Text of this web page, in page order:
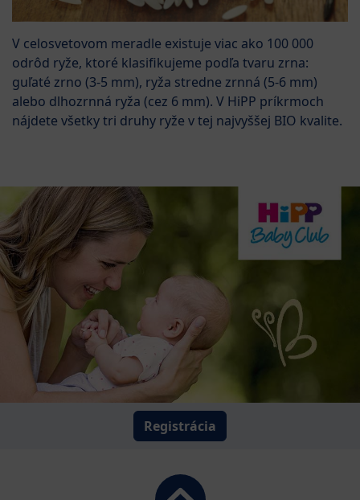
V celosvetovom meradle existuje viac ako 100 000
odrôd ryže, ktoré klasifikujeme podľa tvaru zrna:
guľaté zrno (3-5 mm), ryža stredne zrnná (5-6 mm)
alebo dlhozrnná ryža (cez 6 mm). V HiPP príkrmoch
nájdete všetky tri druhy ryže v tej najvyššej BIO kvalite.
Registrácia